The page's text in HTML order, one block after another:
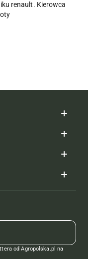
renault. Kierowca
od Agropolska.pl na